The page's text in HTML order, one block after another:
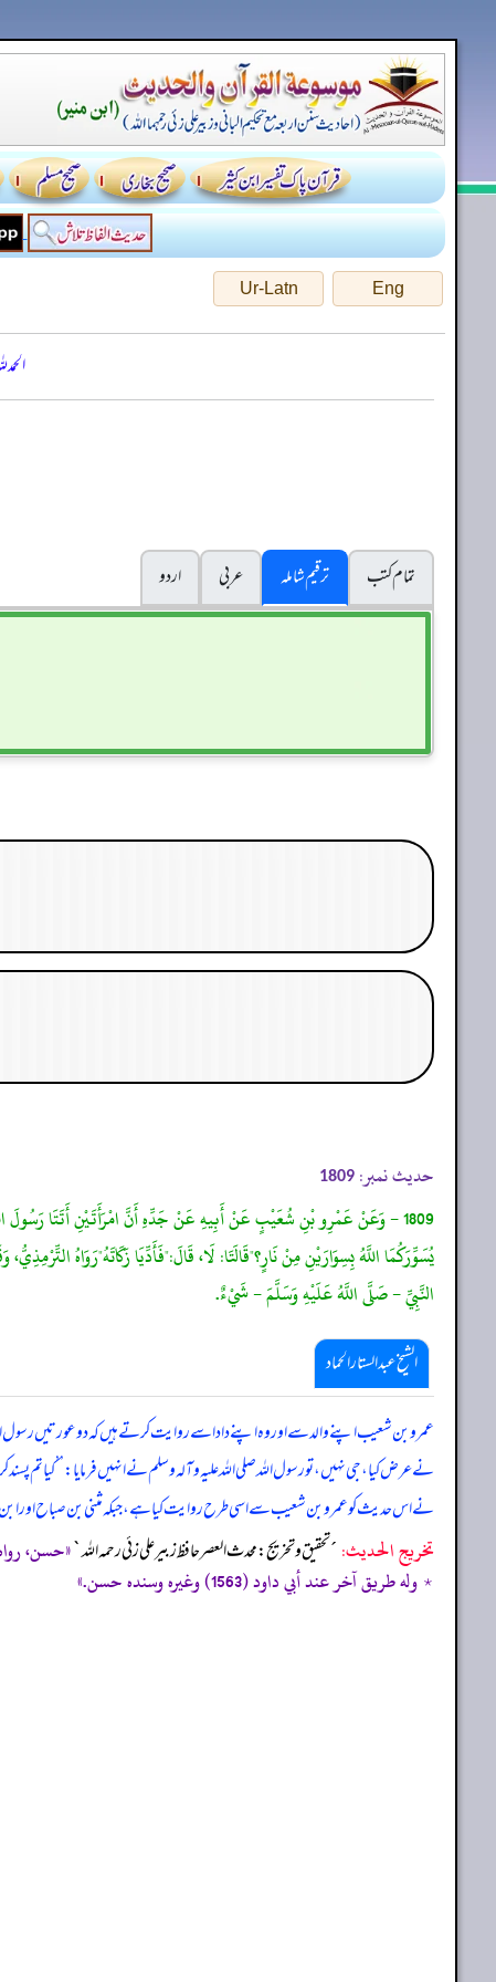
Eng
Ur-Latn
تمام کتب
ترقیم شاملہ عربی
اردو
حدیث نمبر: 1809
1809 - وَعَنْ عَمْرِو بْنِ شُعَيْبٍ عَنْ أَبِيهِ عَنْ جَدِّهِ أَنَّ امْرَأَتَيْنِ أَتَتَا رَسُولَ
يُسَوِّرَكُمَا اللَّهُ بِسِوَارَيْنِ مِنْ نَارٍ؟"قَالَتَا: لَا، قَالَ:"فَأَدِّيَا زَكَاتَهُ"رَوَاهُ
النَّبِيِّ - صَلَّى اللَّهُ عَلَيْهِ وَسَلَّمَ - شَيْءٌ.
الشیخ عبدالستار الحماد
عمرو بن شعیب اپنے والد سے اور وہ اپنے دادا سے روایت کرتے ہیں کہ دو عورتیں رسول
نے عرض کیا، جی نہیں، تو رسول اللہ صلی ‌اللہ ‌علیہ ‌وآلہ ‌وسلم نے انہیں فرمایا: ’ـ’ کیا
نے اس حدیث کو عمرو بن شعیب سے اسی طرح روایت کیا ہے، جبکہ مثنی بن صباح اور ابن
تخریج الحدیث: ´تحقيق و تخريج: محدث العصر حافظ زبير على زئي رحمه الله`«حسن، رواه
٭ وله طريق آخر عند أبي داود (1563) وغيره وسنده حسن.»